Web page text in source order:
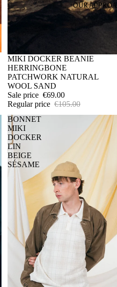
OUR
SALE
MIKI DOCKER BEANIE
HERRINGBONE
PATCHWORK NATURAL
WOOL SAND
Sale price €69.00
Regular price €105.00
BONNET
MIKI
DOCKER
LIN
BEIGE
SÉSAME